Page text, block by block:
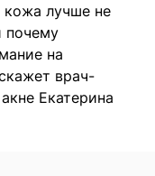
кожа лучше не
почему
на
врач-
Екатерина